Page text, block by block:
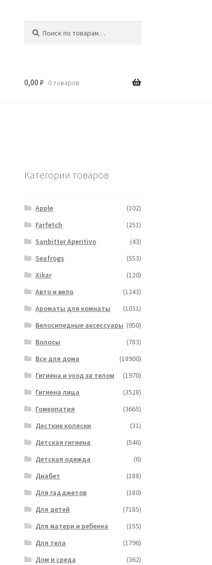
0,00 ₽ 0 товаров
Категории товаров
Apple
(102)
Farfetch
(251)
Sanbitter Aperitivo
(43)
Seafrogs
(553)
Xikar
(120)
Авто и вело
(1243)
Ароматы для комнаты
(1031)
Велосипедные аксессуары (950)
Волосы
(783)
Все для дома
(18900)
Гигиена и уход за телом
(1970)
Гигиена лица
(3528)
Гомеопатия
(3665)
Десткие коляски
(31)
Детская гигиена
(546)
Детская одежда
(6)
Диабет
(188)
Для гадджетов
(180)
Для детей
(7185)
Для матери и ребенка
(155)
Для тела
(1796)
Дом и среда
(362)